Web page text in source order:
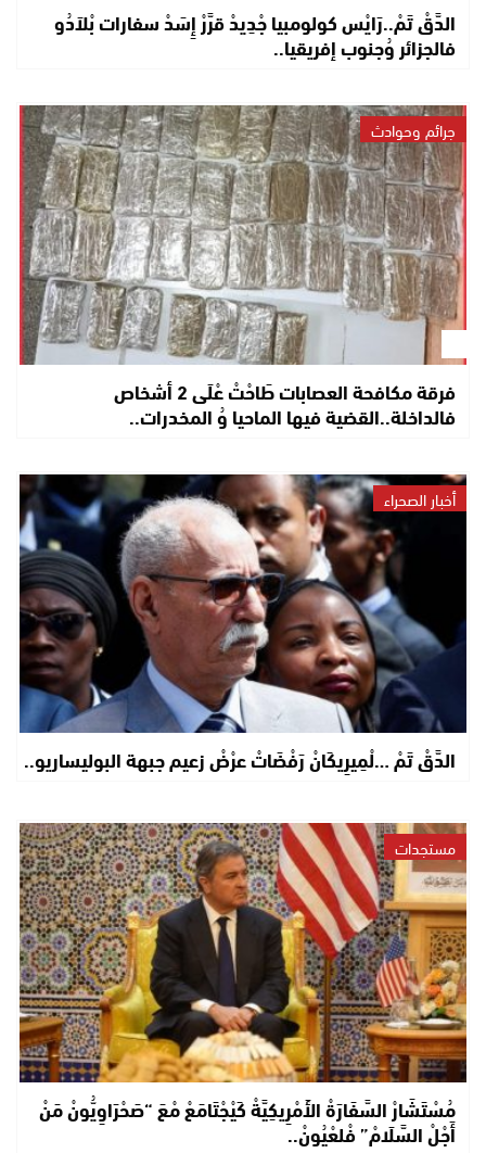
الدَّقْ تَمْ..رَايْس كولومبيا جْدِيدْ قرَّرْ إِسَدْ سفارات بْلاَدُو
فالجزائر وُجنوب إفريقيا..
جرائم وحوادث
فرقة مكافحة العصابات طَاحْتْ عْلَى 2 أشخاص
فالداخلة..القضية فيها الماحيا وُ المخدرات..
أخبار الصحراء
الدَّقْ تَمْ …لْمِيرِيكَانْ رَفْضَاتْ عرْضْ زعيم جبهة البوليساريو..
مستجدات
مُسْتَشَارْ السَّفَارَةْ الأَمْرِيكِيَّةْ كَيْجْتَامَعْ مْعَ “صَحْرَاوِيُّونْ مَنْ
أَجْلْ السَّلَامْ” فْلعْيُونْ..